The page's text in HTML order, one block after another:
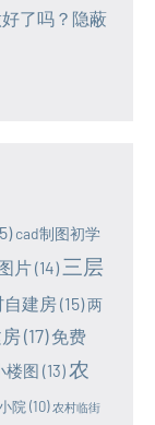
了吗？隐蔽
cad制图初学
片(14) 三层
自建房(15)两
(17) 免费
楼图 (13)农
院 (10) 农村临街